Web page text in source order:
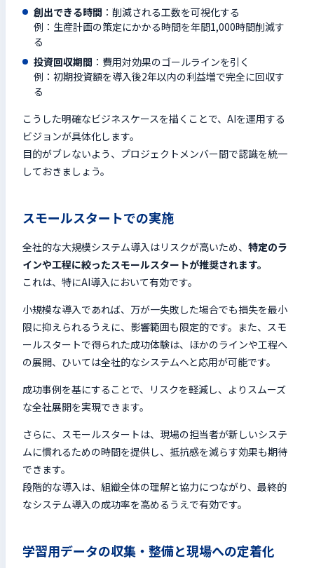
創出できる時間 ：削減される工数を可視化する
例：生産計画の策定にかかる時間を年間1,000時間削減す
る
投資回収期間 ：費用対効果のゴールラインを引く
例：初期投資額を導入後2年以内の利益増で完全に回収す
る
こうした明確なビジネスケースを描くことで、AIを運用する
ビジョンが具体化します。
目的がブレないよう、プロジェクトメンバー間で認識を統一
しておきましょう。
スモールスタートでの実施
全社的な大規模システム導入はリスクが高いため、 特定のラ
インや工程に絞ったスモールスタートが推奨されます。
これは、特にAI導入において有効です。
小規模な導入であれば、万が一失敗した場合でも損失を最小
限に抑えられるうえに、影響範囲も限定的です。また、スモ
ールスタートで得られた成功体験は、ほかのラインや工程へ
の展開、ひいては全社的なシステムへと応用が可能です。
成功事例を基にすることで、リスクを軽減し、よりスムーズ
な全社展開を実現できます。
さらに、スモールスタートは、現場の担当者が新しいシステ
ムに慣れるための時間を提供し、抵抗感を減らす効果も期待
できます。
段階的な導入は、組織全体の理解と協力につながり、最終的
なシステム導入の成功率を高めるうえで有効です。
学習用データの収集・整備と現場への定着化